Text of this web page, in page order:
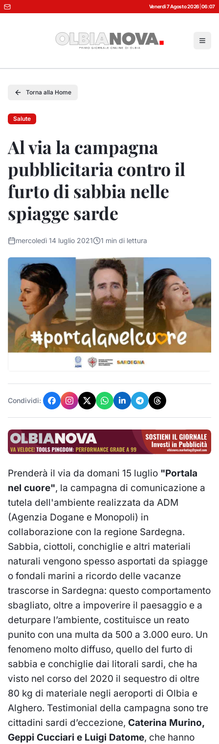
Venerdì 7 Agosto 2026 06:07
Torna alla Home
Salute
Al via la campagna
pubblicitaria contro il
furto di sabbia nelle
spiagge sarde
mercoledì 14 luglio 2021 1 min di lettura
Condividi:
Prenderà il via da domani 15 luglio "Portala
nel cuore", la campagna di comunicazione a
tutela dell'ambiente realizzata da ADM
(Agenzia Dogane e Monopoli) in
collaborazione con la regione Sardegna.
Sabbia, ciottoli, conchiglie e altri materiali
naturali vengono spesso asportati da spiagge
o fondali marini a ricordo delle vacanze
trascorse in Sardegna: questo comportamento
sbagliato, oltre a impoverire il paesaggio e a
deturpare l’ambiente, costituisce un reato
punito con una multa da 500 a 3.000 euro. Un
fenomeno molto diffuso, quello del furto di
sabbia e conchiglie dai litorali sardi, che ha
visto nel corso del 2020 il sequestro di oltre
80 kg di materiale negli aeroporti di Olbia e
Alghero. Testimonial della campagna sono tre
cittadini sardi d’eccezione, Caterina Murino,
Geppi Cucciari e Luigi Datome, che hanno